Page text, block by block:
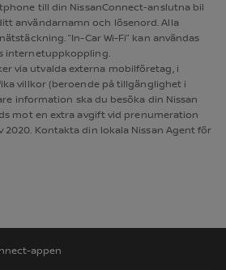
till din NissanConnect-anslutna bil
användarnamn och lösenord. Alla
”In-Car Wi-Fi” kan användas
internetuppkoppling.
via utvalda externa mobilföretag, i
villkor (beroende på tillgänglighet i
information ska du besöka din Nissan
mot en extra avgift vid prenumeration
Kontakta din lokala Nissan Agent för
appen